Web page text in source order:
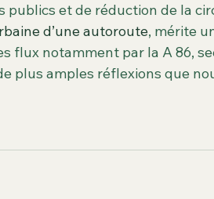
publics et de réduction de la
d’une autoroute, mérite
flux notamment par la A 86,
plus amples réflexions que